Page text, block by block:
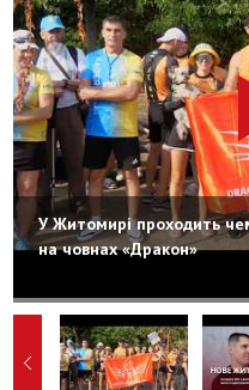
У Житомирі проходить
на човнах «Дракон»